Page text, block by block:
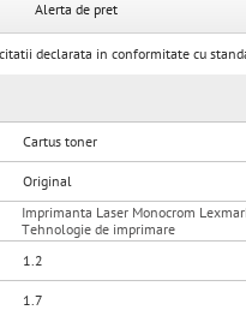
Alerta de pret
declarata in conformitate cu
Cartus toner
Original
Imprimanta Laser Monocrom
Tehnologie de imprimare
1.2
1.7